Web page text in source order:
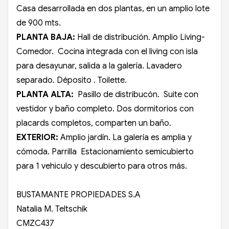
Casa desarrollada en dos plantas, en un amplio lote
de 900 mts.
PLANTA BAJA: Hall de distribución. Amplio Living-
Comedor. Cocina integrada con el living con isla
para desayunar, salida a la galería. Lavadero
separado. Déposito . Toilette.
PLANTA ALTA: Pasillo de distribucón. Suite con
vestidor y baño completo. Dos dormitorios con
placards completos, comparten un baño.
EXTERIOR: Amplio jardín. La galería es amplia y
cómoda. Parrilla Estacionamiento semicubierto
para 1 vehiculo y descubierto para otros más.
BUSTAMANTE PROPIEDADES S.A
Natalia M. Teltschik
CMZC437